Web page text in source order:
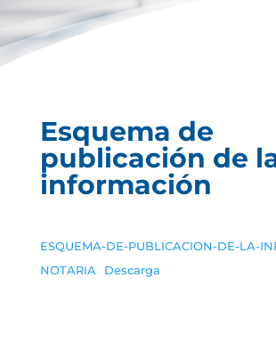
Esquema de
publicación de
información
ESQUEMA-DE-PUBLICACION-DE-LA-
NOTARIA
Descarga